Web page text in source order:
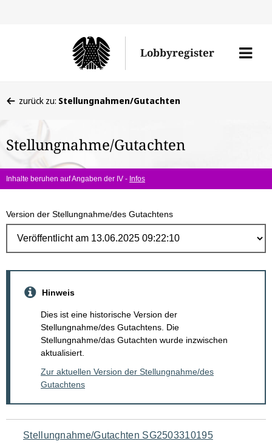
Lobbyregister
Menü
befinden
hier:
zurück zu: Stellungnahmen/Gutachten
Stellungnahme/Gutachten
Inhalte beruhen auf Angaben der IV - Infos
Version der Stellungnahme/des Gutachtens
Hinweis
Dies ist eine historische Version der
Stellungnahme/des Gutachtens. Die
Stellungnahme/das Gutachten wurde inzwischen
aktualisiert.
Zur aktuellen Version der Stellungnahme/des
Gutachtens
Navigation
Stellungnahme/Gutachten SG2503310195